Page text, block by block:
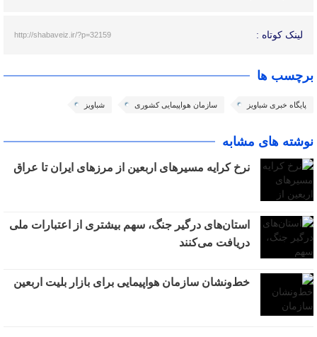
لینک کوتاه : http://shabaveiz.ir/?p=32159
برچسب ها
پایگاه خبری شباویز سازمان هواپیمایی کشوری شباویز
نوشته های مشابه
نرخ کرایه مسیرهای اربعین از مرزهای ایران تا عراق
استان‌های درگیر جنگ، سهم بیشتری از اعتبارات ملی
دریافت می‌کنند
خط‌ونشان سازمان هواپیمایی برای بازار بلیت اربعین